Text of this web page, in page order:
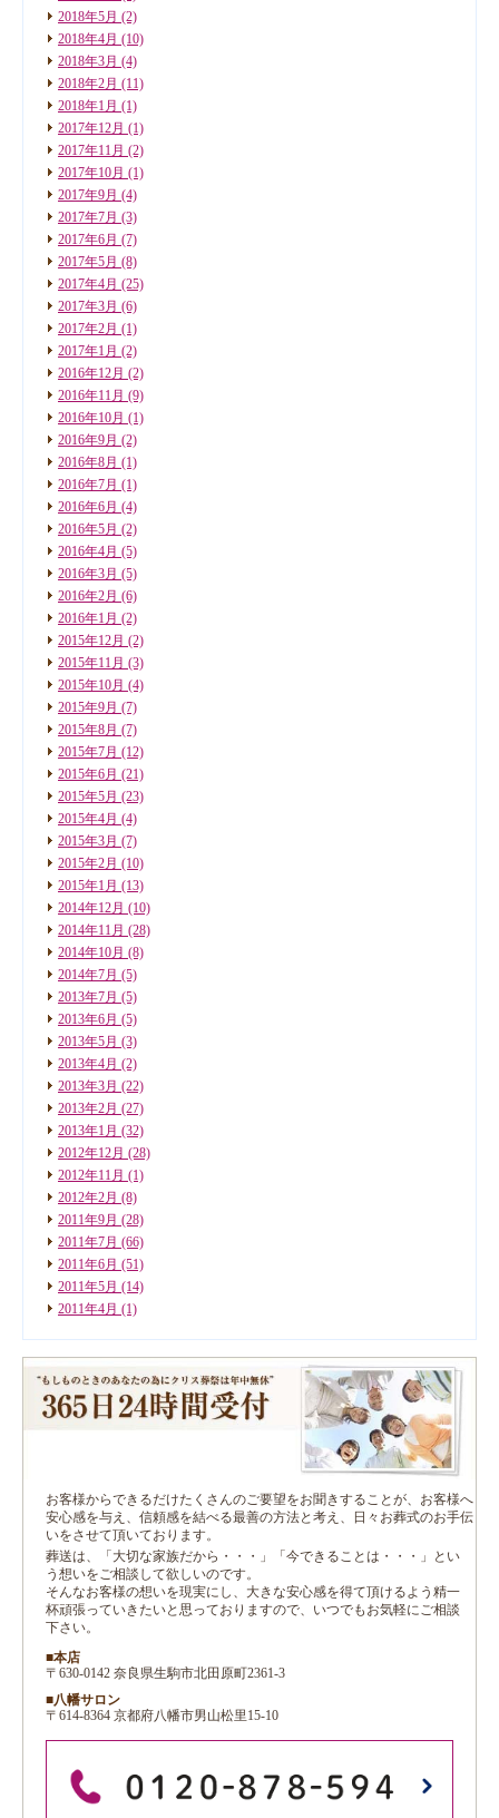
2018年5月 (2)
2018年4月 (10)
2018年3月 (4)
2018年2月 (11)
2018年1月 (1)
2017年12月 (1)
2017年11月 (2)
2017年10月 (1)
2017年9月 (4)
2017年7月 (3)
2017年6月 (7)
2017年5月 (8)
2017年4月 (25)
2017年3月 (6)
2017年2月 (1)
2017年1月 (2)
2016年12月 (2)
2016年11月 (9)
2016年10月 (1)
2016年9月 (2)
2016年8月 (1)
2016年7月 (1)
2016年6月 (4)
2016年5月 (2)
2016年4月 (5)
2016年3月 (5)
2016年2月 (6)
2016年1月 (2)
2015年12月 (2)
2015年11月 (3)
2015年10月 (4)
2015年9月 (7)
2015年8月 (7)
2015年7月 (12)
2015年6月 (21)
2015年5月 (23)
2015年4月 (4)
2015年3月 (7)
2015年2月 (10)
2015年1月 (13)
2014年12月 (10)
2014年11月 (28)
2014年10月 (8)
2014年7月 (5)
2013年7月 (5)
2013年6月 (5)
2013年5月 (3)
2013年4月 (2)
2013年3月 (22)
2013年2月 (27)
2013年1月 (32)
2012年12月 (28)
2012年11月 (1)
2012年2月 (8)
2011年9月 (28)
2011年7月 (66)
2011年6月 (51)
2011年5月 (14)
2011年4月 (1)
お客様からできるだけたくさんのご要望をお聞きすることが、お客様へ
安心感を与え、信頼感を結べる最善の方法と考え、日々お葬式のお手伝
いをさせて頂いております。
葬送は、「大切な家族だから・・・」「今できることは・・・」とい
う想いをご相談して欲しいのです。
そんなお客様の想いを現実にし、大きな安心感を得て頂けるよう精一
杯頑張っていきたいと思っておりますので、いつでもお気軽にご相談
下さい。
■本店
〒630-0142 奈良県生駒市北田原町2361-3
■八幡サロン
〒614-8364 京都府八幡市男山松里15-10